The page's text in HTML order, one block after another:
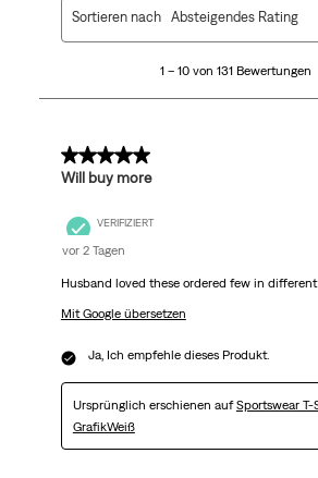
131
1 – 10 von 131 Bewertungen
Sortieren nach Absteigendes Rating
5 von 5 Sternen.
Will buy more
VERIFIZIERT
vor 2 Tagen
Husband loved these ordered few in different
Mit Google übersetzen
Ja, Ich empfehle dieses Produkt.
Ursprünglich erschienen aufSportswear
GrafikWeiß